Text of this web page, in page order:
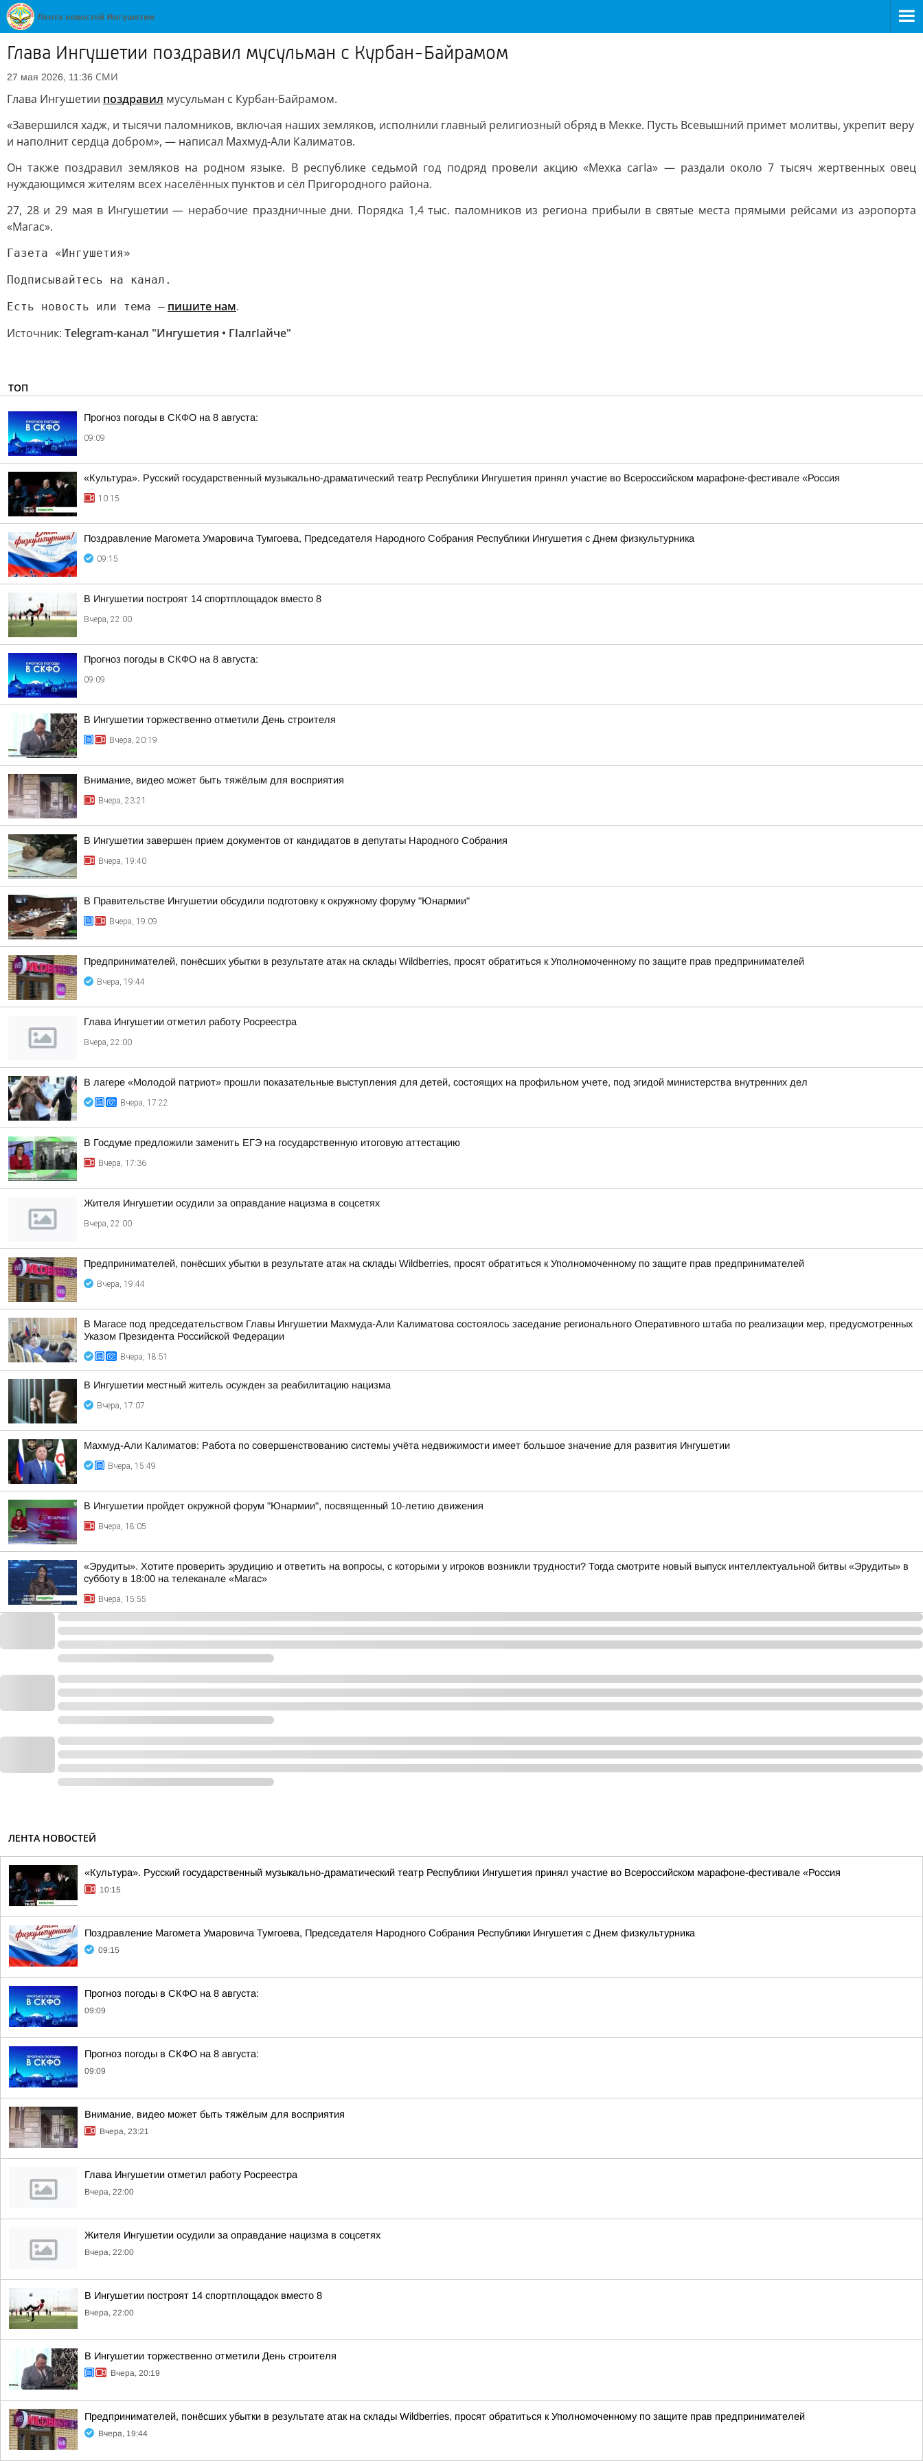
Глава Ингушетии поздравил мусульман с Курбан-Байрамом
27 мая 2026, 11:36 СМИ
Глава Ингушетии поздравил мусульман с Курбан-Байрамом.
«Завершился хадж, и тысячи паломников, включая наших земляков, исполнили главный религиозный обряд в Мекке. Пусть Всевышний примет молитвы, укрепит веру
и наполнит сердца добром», — написал Махмуд-Али Калиматов.
Он также поздравил земляков на родном языке. В республике седьмой год подряд провели акцию «Мехка сагIа» — раздали около 7 тысяч жертвенных овец
нуждающимся жителям всех населённых пунктов и сёл Пригородного района.
27, 28 и 29 мая в Ингушетии — нерабочие праздничные дни. Порядка 1,4 тыс. паломников из региона прибыли в святые места прямыми рейсами из аэропорта
«Магас».
Газета «Ингушетия»
Подписывайтесь на канал.
Есть новость или тема — пишите нам.
Источник: Telegram-канал "Ингушетия • ГIалгIайче"
ТОП
Прогноз погоды в СКФО на 8 августа:
09:09
«Культура». Русский государственный музыкально-драматический театр Республики Ингушетия принял участие во Всероссийском марафоне-фестивале «Россия
10:15
Поздравление Магомета Умаровича Тумгоева, Председателя Народного Собрания Республики Ингушетия с Днем физкультурника
09:15
В Ингушетии построят 14 спортплощадок вместо 8
Вчера, 22:00
Прогноз погоды в СКФО на 8 августа:
09:09
В Ингушетии торжественно отметили День строителя
Вчера, 20:19
Внимание, видео может быть тяжёлым для восприятия
Вчера, 23:21
В Ингушетии завершен прием документов от кандидатов в депутаты Народного Собрания
Вчера, 19:40
В Правительстве Ингушетии обсудили подготовку к окружному форуму "Юнармии"
Вчера, 19:09
Предпринимателей, понёсших убытки в результате атак на склады Wildberries, просят обратиться к Уполномоченному по защите прав предпринимателей
Вчера, 19:44
Глава Ингушетии отметил работу Росреестра
Вчера, 22:00
В лагере «Молодой патриот» прошли показательные выступления для детей, состоящих на профильном учете, под эгидой министерства внутренних дел
Вчера, 17:22
В Госдуме предложили заменить ЕГЭ на государственную итоговую аттестацию
Вчера, 17:36
Жителя Ингушетии осудили за оправдание нацизма в соцсетях
Вчера, 22:00
Предпринимателей, понёсших убытки в результате атак на склады Wildberries, просят обратиться к Уполномоченному по защите прав предпринимателей
Вчера, 19:44
В Магасе под председательством Главы Ингушетии Махмуда-Али Калиматова состоялось заседание регионального Оперативного штаба по реализации мер, предусмотренных
Указом Президента Российской Федерации
Вчера, 18:51
В Ингушетии местный житель осужден за реабилитацию нацизма
Вчера, 17:07
Махмуд-Али Калиматов: Работа по совершенствованию системы учёта недвижимости имеет большое значение для развития Ингушетии
Вчера, 15:49
В Ингушетии пройдет окружной форум "Юнармии", посвященный 10-летию движения
Вчера, 18:05
«Эрудиты». Хотите проверить эрудицию и ответить на вопросы, с которыми у игроков возникли трудности? Тогда смотрите новый выпуск интеллектуальной битвы «Эрудиты» в
субботу в 18:00 на телеканале «Магас»
Вчера, 15:55
ЛЕНТА НОВОСТЕЙ
«Культура». Русский государственный музыкально-драматический театр Республики Ингушетия принял участие во Всероссийском марафоне-фестивале «Россия
10:15
Поздравление Магомета Умаровича Тумгоева, Председателя Народного Собрания Республики Ингушетия с Днем физкультурника
09:15
Прогноз погоды в СКФО на 8 августа:
09:09
Прогноз погоды в СКФО на 8 августа:
09:09
Внимание, видео может быть тяжёлым для восприятия
Вчера, 23:21
Глава Ингушетии отметил работу Росреестра
Вчера, 22:00
Жителя Ингушетии осудили за оправдание нацизма в соцсетях
Вчера, 22:00
В Ингушетии построят 14 спортплощадок вместо 8
Вчера, 22:00
В Ингушетии торжественно отметили День строителя
Вчера, 20:19
Предпринимателей, понёсших убытки в результате атак на склады Wildberries, просят обратиться к Уполномоченному по защите прав предпринимателей
Вчера, 19:44